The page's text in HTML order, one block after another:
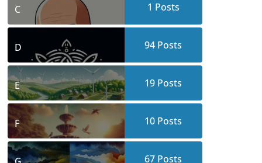
C 1 Posts
D 94 Posts
E 19 Posts
F 10 Posts
67 Posts